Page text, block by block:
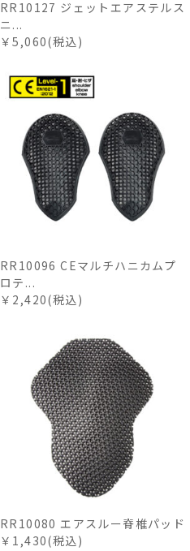
RR10127 ジェットエアステルス
ニ...
￥5,060(税込)
RR10096 CEマルチハニカムプ
ロテ...
￥2,420(税込)
RR10080 エアスルー脊椎パッド
￥1,430(税込)